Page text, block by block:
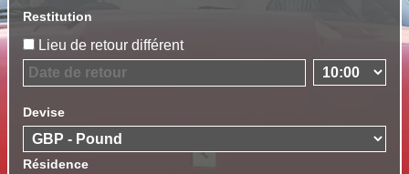
Restitution
Lieu de retour différent
Devise
Résidence